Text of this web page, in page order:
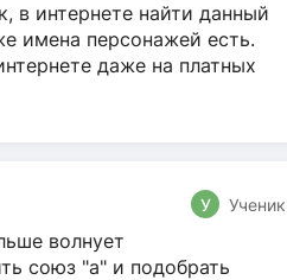
в интернете найти данный
имена персонажей есть.
даже на платных
У Ученик
волнует
союз "а" и подобрать